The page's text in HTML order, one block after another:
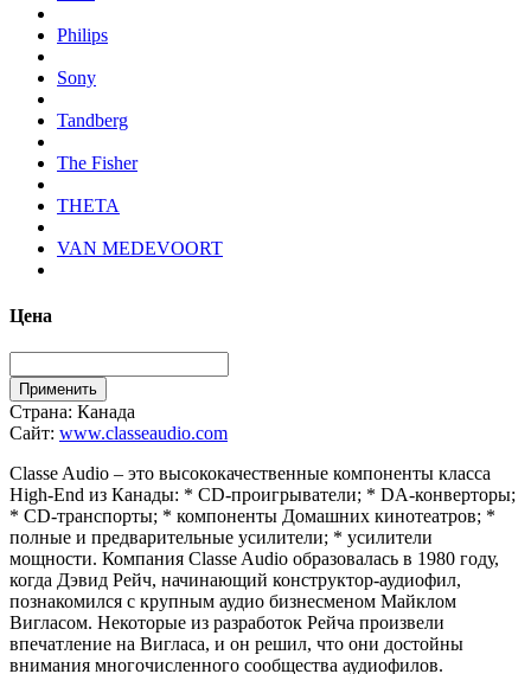
Philips
Sony
Tandberg
The Fisher
THETA
VAN MEDEVOORT
Цена
Страна: Канада
Сайт: www.classeaudio.com
Classe Audio – это высококачественные компоненты класса
High-End из Канады: * CD-проигрыватели; * DA-конверторы;
* CD-транспорты; * компоненты Домашних кинотеатров; *
полные и предварительные усилители; * усилители
мощности. Компания Classe Audio образовалась в 1980 году,
когда Дэвид Рейч, начинающий конструктор-аудиофил,
познакомился с крупным аудио бизнесменом Майклом
Вигласом. Некоторые из разработок Рейча произвели
впечатление на Вигласа, и он решил, что они достойны
внимания многочисленного сообщества аудиофилов.